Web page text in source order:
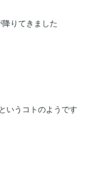
降りてきました
というコトのようです